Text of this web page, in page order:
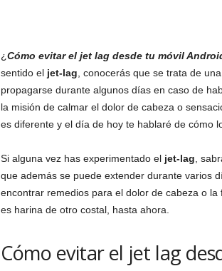
¿Cómo evitar el jet lag desde tu móvil
sentido el jet-lag , conocerás que se trata de
propagarse durante algunos días en caso de
la misión de calmar el dolor de cabeza o
es diferente y el día de hoy te hablaré de cómo
Si alguna vez has experimentado el jet-lag ,
que además se puede extender durante varios
encontrar remedios para el dolor de cabeza o
es harina de otro costal, hasta ahora.
Cómo evitar el jet lag